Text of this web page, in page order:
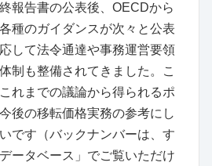
報告書の公表後、OECDから
種のガイダンスが次々と公表
して法令通達や事務運営要領
制も整備されてきました。こ
れまでの議論から得られるポ
後の移転価格実務の参考にし
です（バックナンバーは、す
ータベース」でご覧いただけ